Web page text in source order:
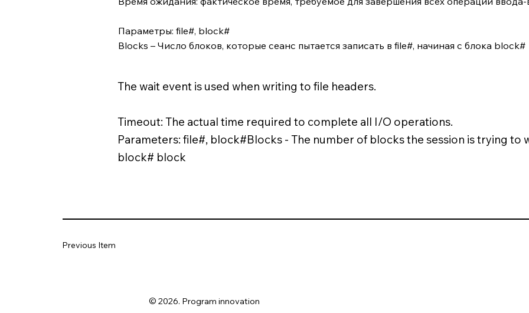
Параметры: file#, block#
Blocks – Число блоков, которые сеанс пытается записать в file#, начиная с блока block#
The wait event is used when writing to file headers.
Timeout: The actual time required to complete all I/O operations.
Parameters: file#, block#Blocks - The number of blocks the session is trying to
block# block
Previous Item
© 2026. Program innovation